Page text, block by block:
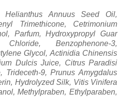
Helianthus Annuus Seed Oil,
Trimethicone, Cetrimonium
Parfum, Hydroxypropyl Guar
Chloride, Benzophenone-3,
Glycol, Actinidia Chinensis
Dulcis Juice, Citrus Paradisi
Trideceth-9, Prunus Amygdalus
Hydrolyzed Silk, Vitis Vinifera
Methylpraben, Ethylparaben,